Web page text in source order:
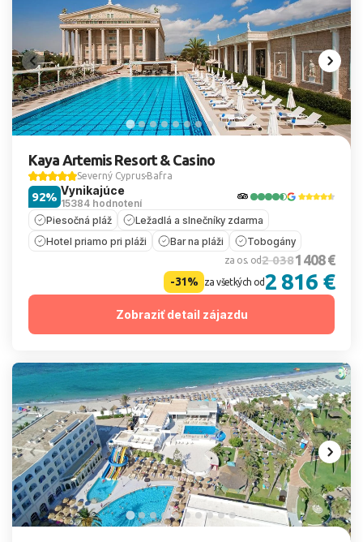
Kaya Artemis Resort & Casino
Severný Cyprus Bafra
Vynikajúce
15384 hodnotení
92%
Piesočná pláž
Ležadlá a slnečníky zdarma
Hotel priamo pri pláži
Bar na pláži Tobogány
za os. od2 0381 408 €
-31% za všetkých od2 816 €
Zobraziť detail zájazdu